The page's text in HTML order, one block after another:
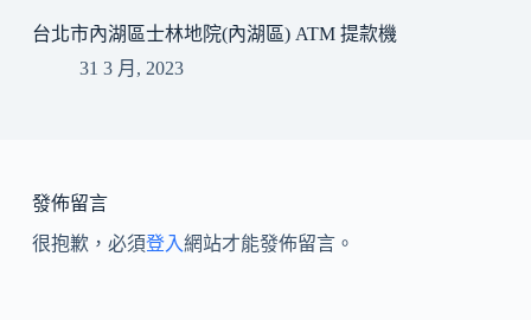
台北市內湖區士林地院(內湖區) ATM 提款機
31 3 月, 2023
發佈留言
很抱歉，必須登入網站才能發佈留言。